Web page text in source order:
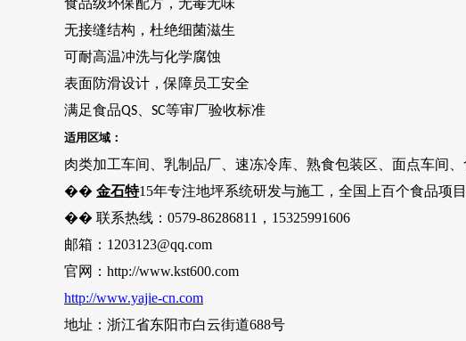
无接缝结构，杜绝细菌滋生
可耐高温冲洗与化学腐蚀
表面防滑设计，保障员工安全
满足食品QS SC等审厂验收标准
适用区域：
肉类加工车间、乳制品厂、速冻冷库、熟食包装区、面点车间、
�� 金石特15年专注地坪系统研发与施工，全国上百个食品项
�� 联系热线： 0579-86286811，15325991606
邮箱： 1203123@qq.com
官网： http://www.kst600.com
http://www.yajie-cn.com
地址：浙江省东阳市白云街道688号